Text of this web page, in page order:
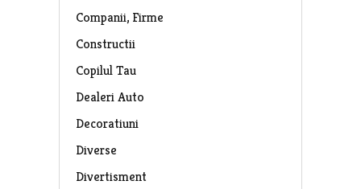
Companii, Firme
Constructii
Copilul Tau
Dealeri Auto
Decoratiuni
Diverse
Divertisment